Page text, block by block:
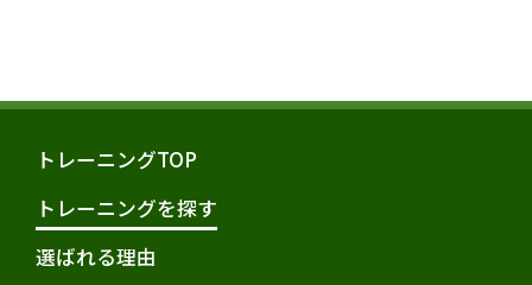
トレーニングTOP
トレーニングを探す
選ばれる理由